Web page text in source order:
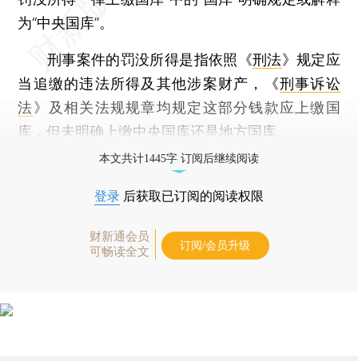
为“中央国库”。
刑事案件的罚没所得是指依照《刑法》规定应
当追缴的违法所得及其他涉案财产，《刑事诉讼
法》及相关法规规章均规定这部分钱款应上缴国
库，但未明确上缴中央国库还是地方国库。
本文共计1445字 订阅后继续阅读
登录 后获取已订阅的阅读权限
财新通会员
可畅读全文
订阅/会员升级